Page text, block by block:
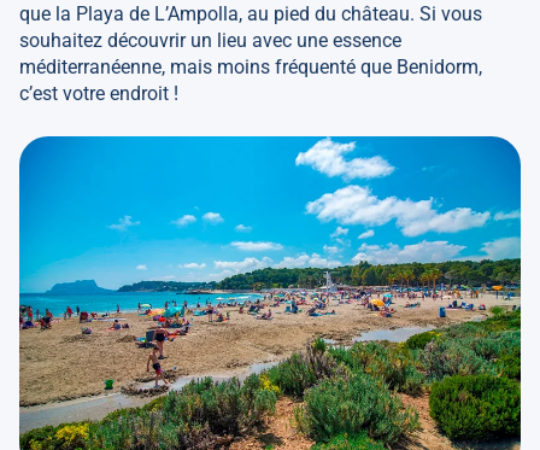
que la Playa de L’Ampolla, au pied du château. Si vous
souhaitez découvrir un lieu avec une essence
méditerranéenne, mais moins fréquenté que Benidorm,
c’est votre endroit !